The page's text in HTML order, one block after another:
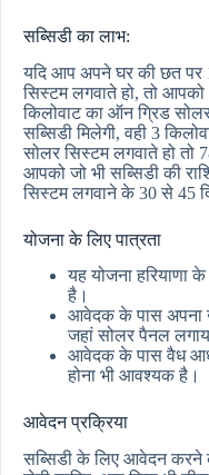
सब्सिडी का लाभ:
यदि आप अपने घर की छत पर
सिस्टम लगवाते हो, तो आपको
किलोवाट का ऑन ग्रिड
सब्सिडी मिलेगी, वही 3
सोलर सिस्टम लगवाते हो तो
आपको जो भी सब्सिडी की
सिस्टम लगवाने के 30 से 45
योजना के लिए पात्रता
यह योजना हरियाणा
है।
आवेदक के पास अपना
जहां सोलर पैनल
आवेदक के पास वैध
होना भी आवश्यक है।
आवेदन प्रक्रिया
सब्सिडी के लिए आवेदन करने